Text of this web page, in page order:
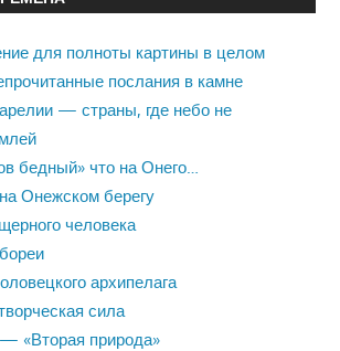
для полноты картины в целом
послания в камне
— страны, где небо не
бедный» что на Онего…
Онежском берегу
человека
архипелага
сила
«Вторая природа»